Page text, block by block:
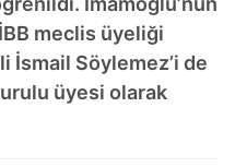
meclis üyeliği
İsmail Söylemez’i de
üyesi olarak